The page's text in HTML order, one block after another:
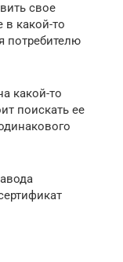
свое
в какой-то
потребителю
какой-то
поискать ее